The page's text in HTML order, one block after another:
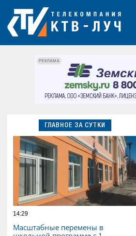
РЕКЛАМА
ГЛАВНОЕ ЗА СУТКИ
14:29
Масштабные перемены в